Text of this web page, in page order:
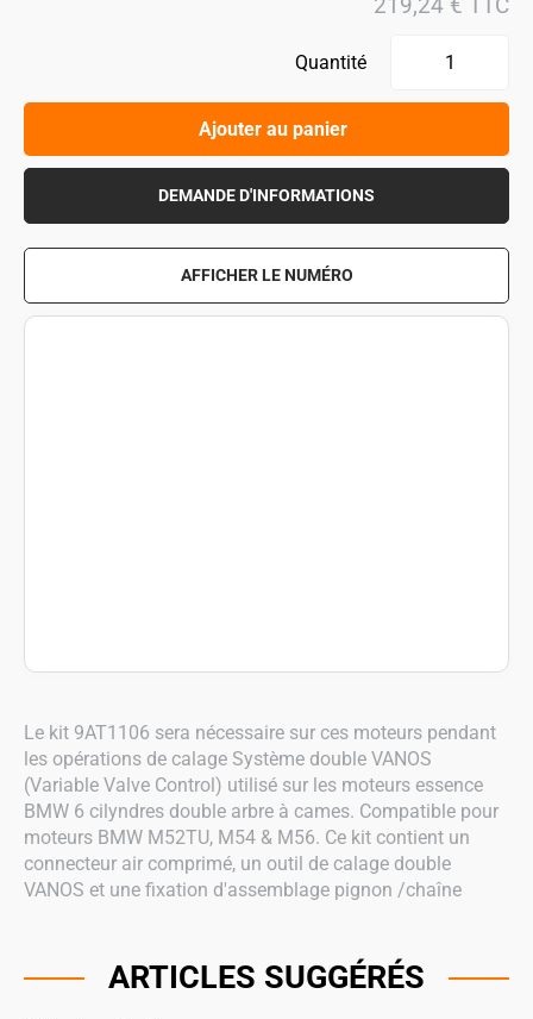
Le kit 9AT1106 sera nécessaire sur ces moteurs pendant
les opérations de calage Système double VANOS
(Variable Valve Control) utilisé sur les moteurs essence
BMW 6 cilyndres double arbre à cames. Compatible pour
moteurs BMW M52TU, M54 & M56. Ce kit contient un
connecteur air comprimé, un outil de calage double
VANOS et une fixation d'assemblage pignon /chaîne
Quantité
Ajouter au panier
DEMANDE D'INFORMATIONS
AFFICHER LE NUMÉRO
ARTICLES SUGGÉRÉS